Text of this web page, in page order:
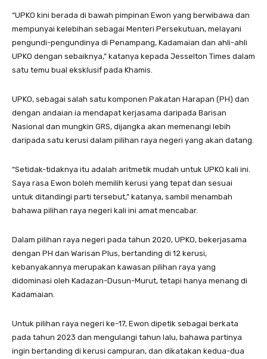
“UPKO kini berada di bawah pimpinan Ewon yang berwibawa dan
mempunyai kelebihan sebagai Menteri Persekutuan, melayani
pengundi-pengundinya di Penampang, Kadamaian dan ahli-ahli
UPKO dengan sebaiknya,” katanya kepada Jesselton Times dalam
satu temu bual eksklusif pada Khamis.
UPKO, sebagai salah satu komponen Pakatan Harapan (PH) dan
dengan andaian ia mendapat kerjasama daripada Barisan
Nasional dan mungkin GRS, dijangka akan memenangi lebih
daripada satu kerusi dalam pilihan raya negeri yang akan datang.
“Setidak-tidaknya itu adalah aritmetik mudah untuk UPKO kali ini.
Saya rasa Ewon boleh memilih kerusi yang tepat dan sesuai
untuk ditandingi parti tersebut,” katanya, sambil menambah
bahawa pilihan raya negeri kali ini amat mencabar.
Dalam pilihan raya negeri pada tahun 2020, UPKO, bekerjasama
dengan PH dan Warisan Plus, bertanding di 12 kerusi,
kebanyakannya merupakan kawasan pilihan raya yang
didominasi oleh Kadazan-Dusun-Murut, tetapi hanya menang di
Kadamaian.
Untuk pilihan raya negeri ke-17, Ewon dipetik sebagai berkata
pada tahun 2023 dan mengulangi tahun lalu, bahawa partinya
ingin bertanding di kerusi campuran, dan dikatakan kedua-dua